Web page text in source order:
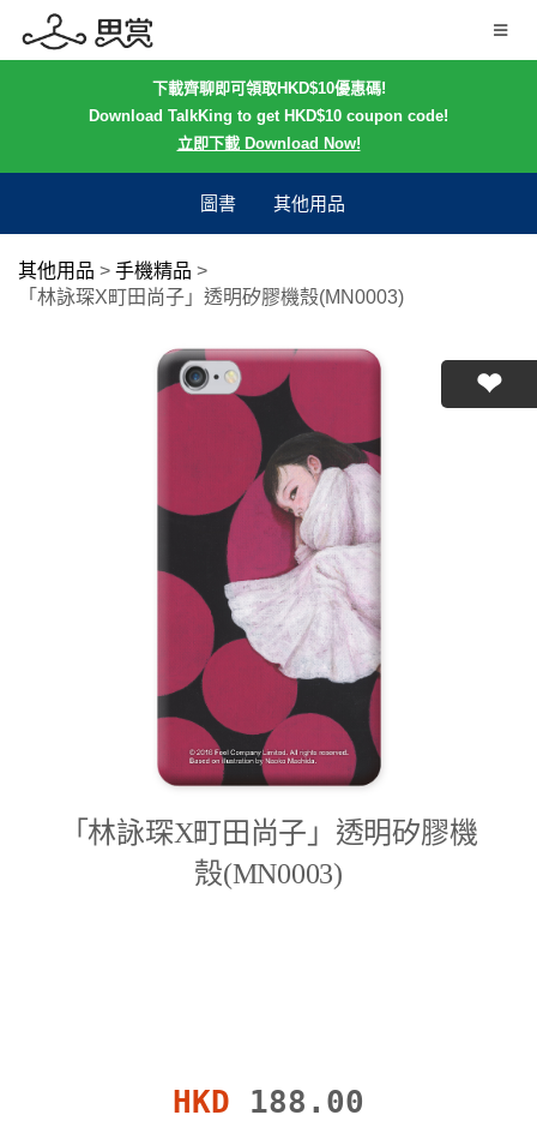
下載齊聊即可領取HKD$10優惠碼!
Download TalkKing to get HKD$10 coupon code!
立即下載 Download Now!
圖書 其他用品
其他用品 > 手機精品 >
「林詠琛X町田尚子」透明矽膠機殼(MN0003)
「林詠琛X町田尚子」透明矽膠機
殼(MN0003)
HKD 188.00